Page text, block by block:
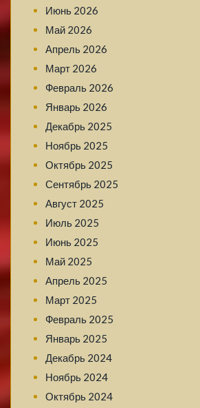
Июнь 2026
Май 2026
Апрель 2026
Март 2026
Февраль 2026
Январь 2026
Декабрь 2025
Ноябрь 2025
Октябрь 2025
Сентябрь 2025
Август 2025
Июль 2025
Июнь 2025
Май 2025
Апрель 2025
Март 2025
Февраль 2025
Январь 2025
Декабрь 2024
Ноябрь 2024
Октябрь 2024